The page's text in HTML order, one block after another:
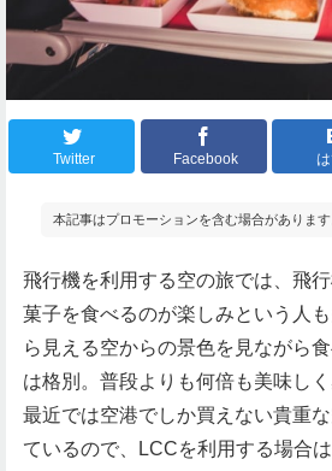
Twitter Facebook
本記事はプロモーションを含む場合があります
飛行機を利用する空の旅では、飛
菓子を食べるのが楽しみという人
ら見える空からの景色を見ながら
は格別。普段よりも何倍も美味しく
最近では空港でしか買えない貴重
ているので、LCCを利用する場合